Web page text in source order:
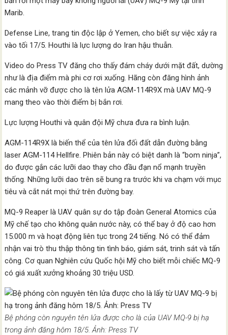
Marib.
Defense Line, trang tin độc lập ở Yemen, cho biết sự việc xảy ra
vào tối 17/5. Houthi là lực lượng do Iran hậu thuẫn.
Video do Press TV đăng cho thấy đám cháy dưới mặt đất, dường
như là địa điểm mà phi cơ rơi xuống. Hãng còn đăng hình ảnh
các mảnh vỡ được cho là tên lửa AGM-114R9X mà UAV MQ-9
mang theo vào thời điểm bị bắn rơi.
Lực lượng Houthi và quân đội Mỹ chưa đưa ra bình luận.
AGM-114R9X là biến thể của tên lửa đối đất dẫn đường bằng
laser AGM-114 Hellfire. Phiên bản này có biệt danh là “bom ninja”,
do được gắn các lưỡi dao thay cho đầu đạn nổ mạnh truyền
thống. Những lưỡi dao trên sẽ bung ra trước khi va chạm với mục
tiêu và cắt nát mọi thứ trên đường bay.
MQ-9 Reaper là UAV quân sự do tập đoàn General Atomics của
Mỹ chế tạo cho không quân nước này, có thể bay ở độ cao hơn
15.000 m và hoạt động liên tục trong 24 tiếng. Nó có thể đảm
nhận vai trò thu thập thông tin tình báo, giám sát, trinh sát và tấn
công. Cơ quan Nghiên cứu Quốc hội Mỹ cho biết mỗi chiếc MQ-9
có giá xuất xưởng khoảng 30 triệu USD.
Bệ phóng còn nguyên tên lửa được cho là của UAV MQ-9 bị hạ
trong ảnh đăng hôm 18/5. Ảnh: Press TV